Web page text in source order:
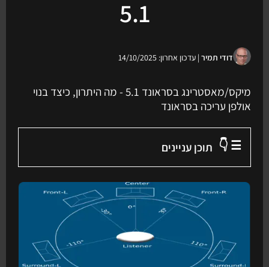
5.1
דודי תמיר | עדכון אחרון: 14/10/2025
מיקס/מאסטרינג בסראונד 5.1 - מה היתרון, כיצד בנוי
אולפן עריכה בסראונד
☰ 👇 תוכן עניינים